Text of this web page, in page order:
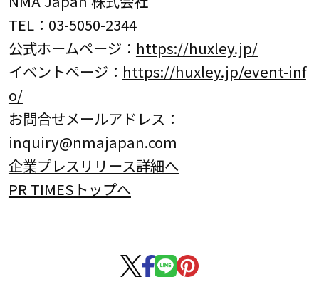
TEL：03-5050-2344
公式ホームページ： https://huxley.jp/
イベントページ： https://huxley.jp/event-inf
o/
お問合せメールアドレス：
inquiry@nmajapan.com
企業プレスリリース詳細へ
PR TIMESトップへ